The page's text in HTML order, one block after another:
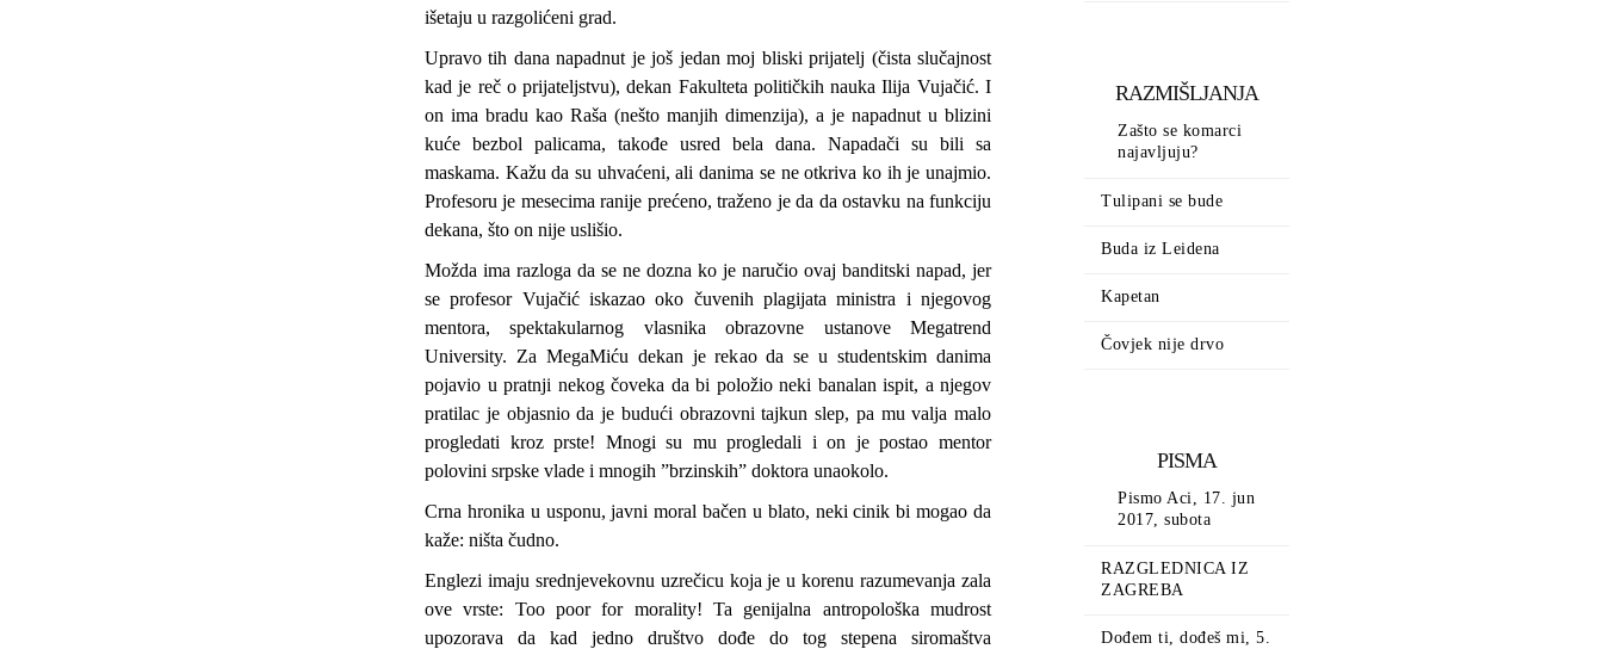
išetaju u razgolićeni grad.
Upravo tih dana napadnut je još jedan moj bliski prijatelj (čista slučajnost
kad je reč o prijateljstvu), dekan Fakulteta političkih nauka Ilija Vujačić. I
on ima bradu kao Raša (nešto manjih dimenzija), a je napadnut u blizini
kuće bezbol palicama, takođe usred bela dana. Napadači su bili sa
maskama. Kažu da su uhvaćeni, ali danima se ne otkriva ko ih je unajmio.
Profesoru je mesecima ranije prećeno, traženo je da da ostavku na funkciju
dekana, što on nije uslišio.
Možda ima razloga da se ne dozna ko je naručio ovaj banditski napad, jer
se profesor Vujačić iskazao oko čuvenih plagijata ministra i njegovog
mentora, spektakularnog vlasnika obrazovne ustanove Megatrend
University. Za MegaMiću dekan je rekao da se u studentskim danima
pojavio u pratnji nekog čoveka da bi položio neki banalan ispit, a njegov
pratilac je objasnio da je budući obrazovni tajkun slep, pa mu valja malo
progledati kroz prste! Mnogi su mu progledali i on je postao mentor
polovini srpske vlade i mnogih ”brzinskih” doktora unaokolo.
Crna hronika u usponu, javni moral bačen u blato, neki cinik bi mogao da
kaže: ništa čudno.
Englezi imaju srednjevekovnu uzrečicu koja je u korenu razumevanja zala
ove vrste: Too poor for morality! Ta genijalna antropološka mudrost
upozorava da kad jedno društvo dođe do tog stepena siromaštva
RAZMIŠLJANJA
Zašto se komarci
najavljuju?
Tulipani se bude
Buda iz Leidena
Kapetan
Čovjek nije drvo
PISMA
Pismo Aci, 17. jun
2017, subota
RAZGLEDNICA IZ
ZAGREBA
Dođem ti, dođeš mi, 5.